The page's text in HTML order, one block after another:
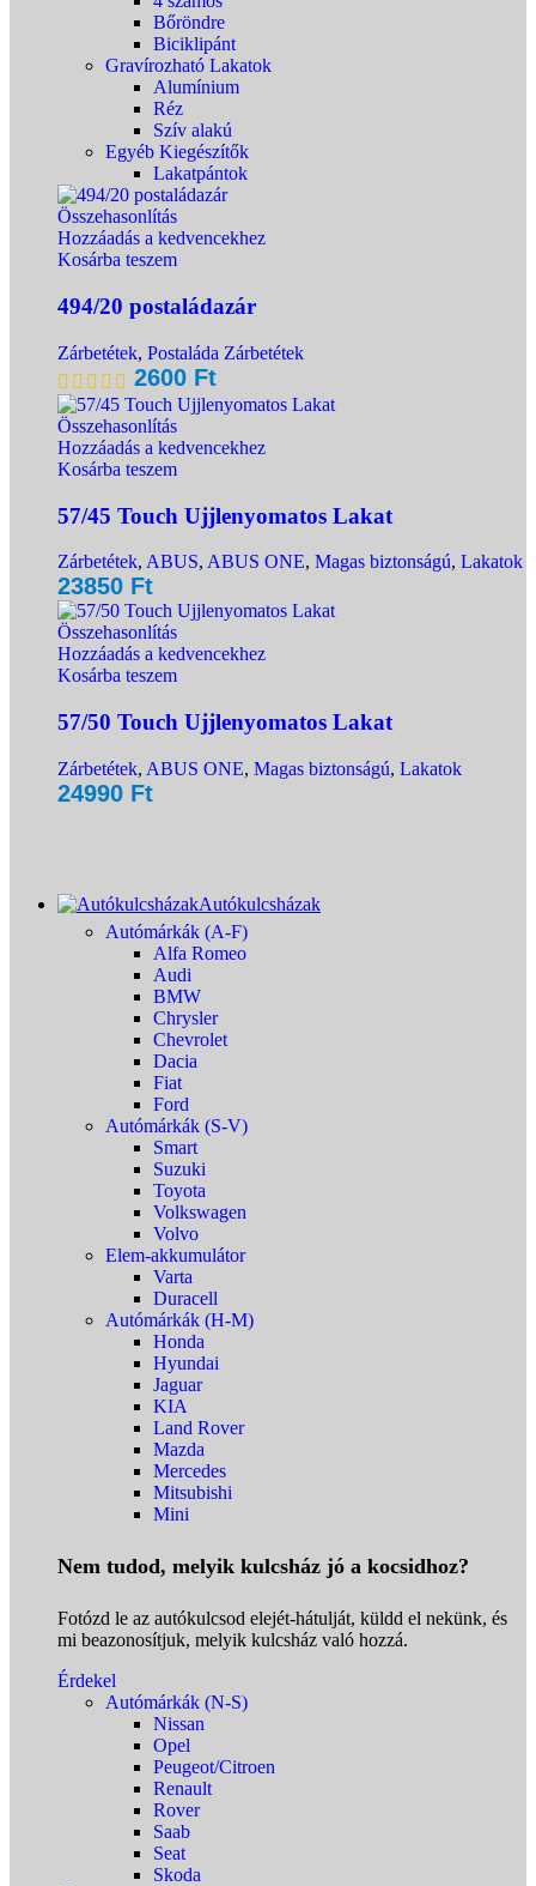
Bőröndre
Biciklipánt
Gravírozható Lakatok
Alumínium
Réz
Szív alakú
Egyéb Kiegészítők
Lakatpántok
Összehasonlítás
Hozzáadás a kedvencekhez
Kosárba teszem
494/20 postaládazár
Zárbetétek, Postaláda Zárbetétek
2600 Ft
Összehasonlítás
Hozzáadás a kedvencekhez
Kosárba teszem
57/45 Touch Ujjlenyomatos Lakat
Zárbetétek, ABUS, ABUS ONE, Magas biztonságú, Lakatok
23850 Ft
Összehasonlítás
Hozzáadás a kedvencekhez
Kosárba teszem
57/50 Touch Ujjlenyomatos Lakat
Zárbetétek, ABUS ONE, Magas biztonságú, Lakatok
24990 Ft
Autókulcsházak
Autómárkák (A-F)
Alfa Romeo
Audi
BMW
Chrysler
Chevrolet
Dacia
Fiat
Ford
Autómárkák (S-V)
Smart
Suzuki
Toyota
Volkswagen
Volvo
Elem-akkumulátor
Varta
Duracell
Autómárkák (H-M)
Honda
Hyundai
Jaguar
KIA
Land Rover
Mazda
Mercedes
Mitsubishi
Mini
Nem tudod, melyik kulcsház jó a kocsidhoz?
Fotózd le az autókulcsod elejét-hátulját, küldd el nekünk, és
mi beazonosítjuk, melyik kulcsház való hozzá.
Érdekel
Autómárkák (N-S)
Nissan
Opel
Peugeot/Citroen
Renault
Rover
Saab
Seat
Skoda